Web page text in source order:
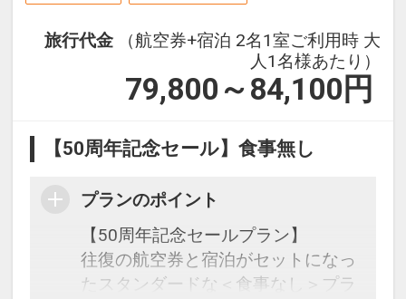
旅行代金
（航空券+宿泊 2名1室ご利用時 大
人1名様あたり）
79,800～84,100 円
【50周年記念セール】食事無し
プランのポイント
【50周年記念セールプラン】
往復の航空券と宿泊がセットになっ
たスタンダードな＜食事なし＞プラ